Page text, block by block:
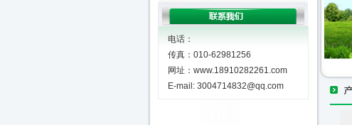
电话：
传真：010-62981256
网址：www.18910282261.com
E-mail: 3004714832@qq.com